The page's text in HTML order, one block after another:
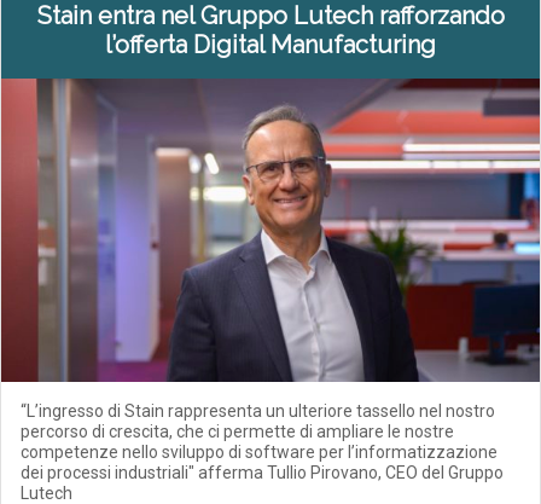
Stain entra nel Gruppo Lutech rafforzando
l’offerta Digital Manufacturing
“L’ingresso di Stain rappresenta un ulteriore tassello nel nostro
percorso di crescita, che ci permette di ampliare le nostre
competenze nello sviluppo di software per l’informatizzazione
dei processi industriali" afferma Tullio Pirovano, CEO del Gruppo
Lutech